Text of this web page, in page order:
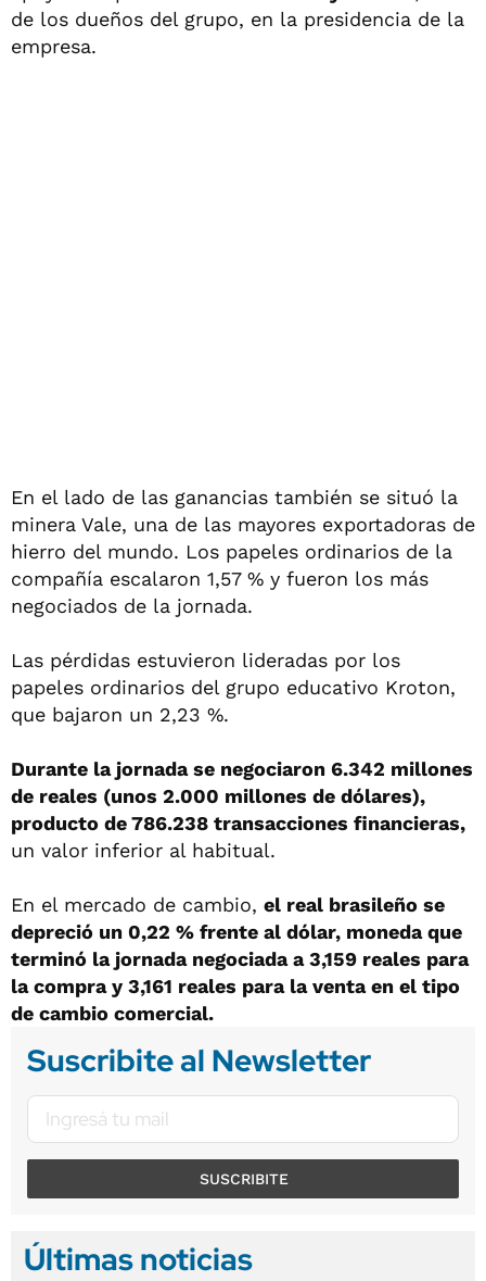
de los dueños del grupo, en la presidencia de la
empresa.
En el lado de las ganancias también se situó la
minera Vale, una de las mayores exportadoras de
hierro del mundo. Los papeles ordinarios de la
compañía escalaron 1,57 % y fueron los más
negociados de la jornada.
Las pérdidas estuvieron lideradas por los
papeles ordinarios del grupo educativo Kroton,
que bajaron un 2,23 %.
Durante la jornada se negociaron 6.342 millones
de reales (unos 2.000 millones de dólares),
producto de 786.238 transacciones financieras,
un valor inferior al habitual.
En el mercado de cambio, el real brasileño se
depreció un 0,22 % frente al dólar, moneda que
terminó la jornada negociada a 3,159 reales para
la compra y 3,161 reales para la venta en el tipo
de cambio comercial.
Suscribite al Newsletter
SUSCRIBITE
Últimas noticias